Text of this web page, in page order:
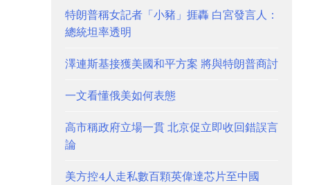
特朗普稱女記者「小豬」捱轟 白宮發言人：
總統坦率透明
澤連斯基接獲美國和平方案 將與特朗普商討
一文看懂俄美如何表態
高市稱政府立場一貫 北京促立即收回錯誤言
論
美方控4人走私數百顆英偉達芯片至中國